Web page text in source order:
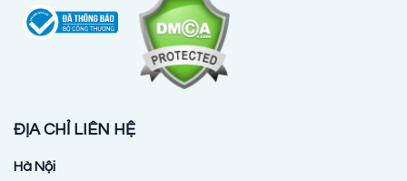
ĐỊA CHỈ LIÊN HỆ
Hà Nội